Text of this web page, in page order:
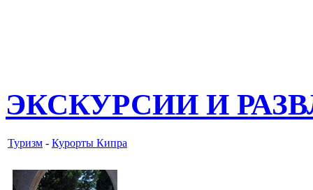
ЭКСКУРСИИ И
Туризм - Курорты Кипра